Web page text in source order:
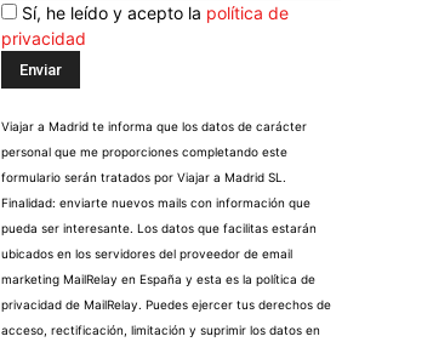
Sí, he leído y acepto la política de
privacidad
Viajar a Madrid te informa que los datos de carácter
personal que me proporciones completando este
formulario serán tratados por Viajar a Madrid SL.
Finalidad: enviarte nuevos mails con información que
pueda ser interesante. Los datos que facilitas estarán
ubicados en los servidores del proveedor de email
marketing MailRelay en España y esta es la política de
privacidad de MailRelay. Puedes ejercer tus derechos de
acceso, rectificación, limitación y suprimir los datos en